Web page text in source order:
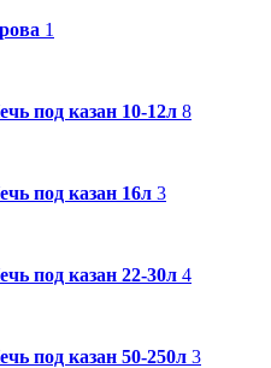
1
под казан 10-12л 8
под казан 16л 3
под казан 22-30л 4
под казан 50-250л 3